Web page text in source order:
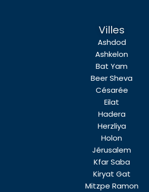
Villes
Ashdod
Ashkelon
Bat Yam
Beer Sheva
Césarée
Eilat
Hadera
Herzliya
Holon
Jérusalem
Kfar Saba
Kiryat Gat
Mitzpe Ramon